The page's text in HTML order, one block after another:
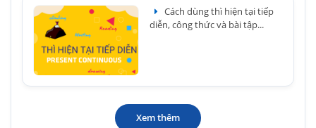
Cách dùng thì hiện tại tiếp
diễn, công thức và bài tập...
Xem thêm